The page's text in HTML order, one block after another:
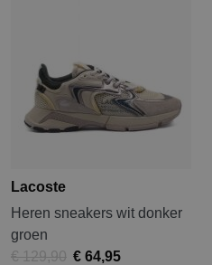
Lacoste
Heren sneakers wit donker
groen
€ 129,90 € 64,95